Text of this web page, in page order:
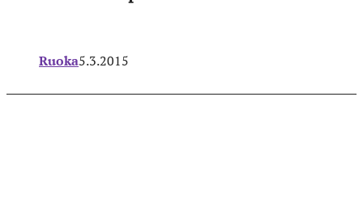
Ruoka5.3.2015